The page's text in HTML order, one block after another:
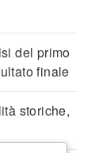
del primo
finale
storiche,